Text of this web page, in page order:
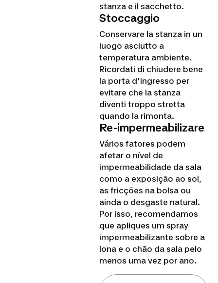
stanza e il sacchetto.
Stoccaggio
Conservare la stanza in un
luogo asciutto a
temperatura ambiente.
Ricordati di chiudere bene
la porta d'ingresso per
evitare che la stanza
diventi troppo stretta
quando la rimonta.
Re-impermeabilizare
Vários fatores podem
afetar o nível de
impermeabilidade da sala
como a exposição ao sol,
as fricções na bolsa ou
ainda o desgaste natural.
Por isso, recomendamos
que apliques um spray
impermeabilizante sobre a
lona e o chão da sala pelo
menos uma vez por ano.